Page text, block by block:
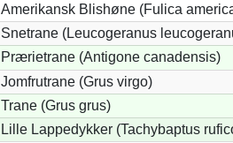
Amerikansk Blishøne (Fulica
Snetrane (Leucogeranus
Prærietrane (Antigone canadensis)
Jomfrutrane (Grus virgo)
Trane (Grus grus)
Lille Lappedykker (Tachybaptus